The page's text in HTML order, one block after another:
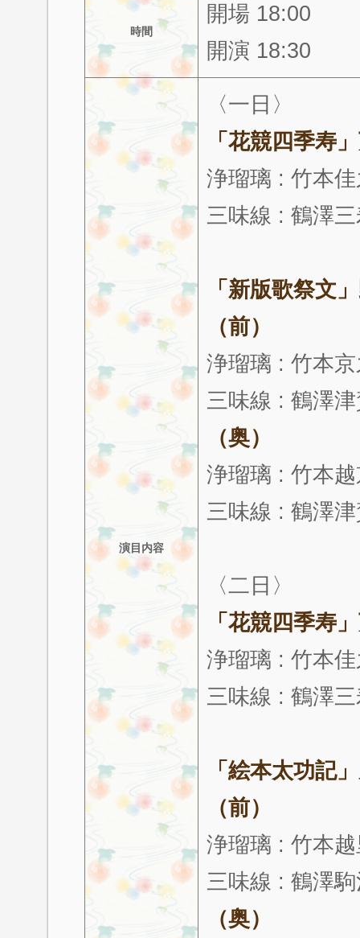
時間
開場 18:00
開演 18:30
演目内容
〈一日〉
「花競四季寿
浄瑠璃 : 竹本
三味線 : 鶴澤
「新版歌祭文
（前）
浄瑠璃 : 竹本
三味線 : 鶴澤
（奥）
浄瑠璃 : 竹本
三味線 : 鶴澤
〈二日〉
「花競四季寿
浄瑠璃 : 竹本
三味線 : 鶴澤
「絵本太功記
（前）
浄瑠璃 : 竹本
三味線 : 鶴澤
（奥）